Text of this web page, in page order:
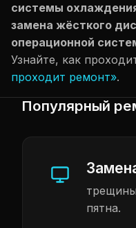
системы
замена жёсткого
операционной
Узнайте, как
проходит ремонт».
Популярный
пятна.